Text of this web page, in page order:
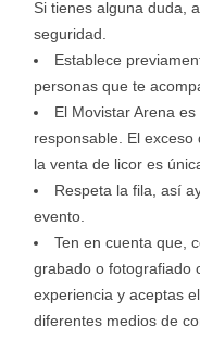
Si tienes alguna duda,
seguridad.
Establece
personas que te
El Movistar Arena
responsable. El exceso
la venta de licor es
Respeta la fila, así
evento.
Ten en cuenta que,
grabado o fotografiado
experiencia y aceptas
diferentes medios de